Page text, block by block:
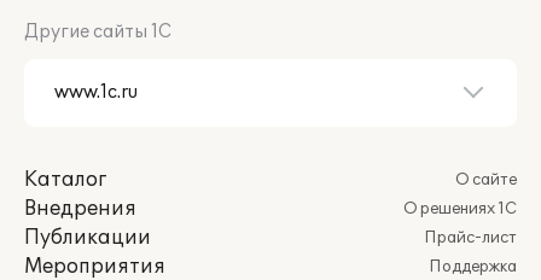
Другие сайты 1С
Каталог
Внедрения
Публикации
Мероприятия
О сайте
О решениях 1С
Прайс-лист
Поддержка